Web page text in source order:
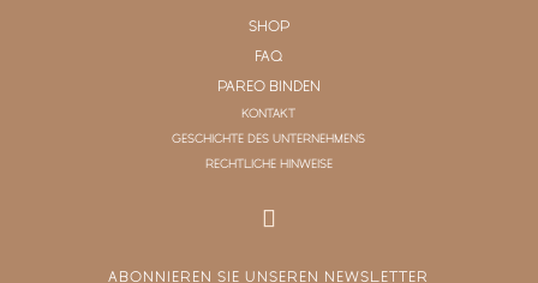
SHOP
FAQ
PAREO BINDEN
KONTAKT
GESCHICHTE DES UNTERNEHMENS
RECHTLICHE HINWEISE
ABONNIEREN SIE UNSEREN NEWSLETTER